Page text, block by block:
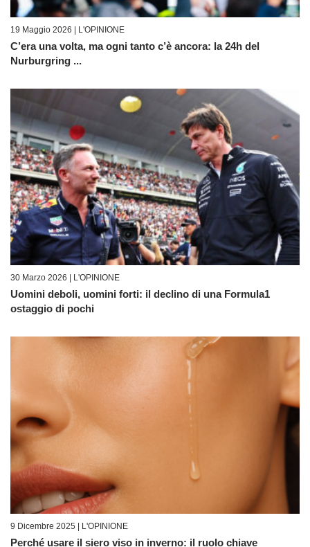
19 Maggio 2026 | L'OPINIONE
C’era una volta, ma ogni tanto c’è ancora: la 24h del
Nurburgring ...
30 Marzo 2026 | L'OPINIONE
Uomini deboli, uomini forti: il declino di una Formula1
ostaggio di pochi
9 Dicembre 2025 | L'OPINIONE
Perché usare il siero viso in inverno: il ruolo chiave